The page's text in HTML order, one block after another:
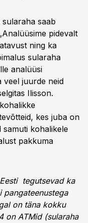
saab
pidevalt
ning ka
sularaha
analüüsi
veel juurde neid
Ilisson.
kes juba on
samuti kohalikele
pakkuma
tegutsevad ka
pangateenustega
on täna kokku
on ATMid (sularaha